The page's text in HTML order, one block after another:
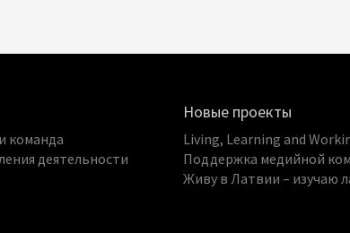
команда
деятельности
Новые проекты
Living, Learning and
Поддержка медийной
Живу в Латвии – изучаю